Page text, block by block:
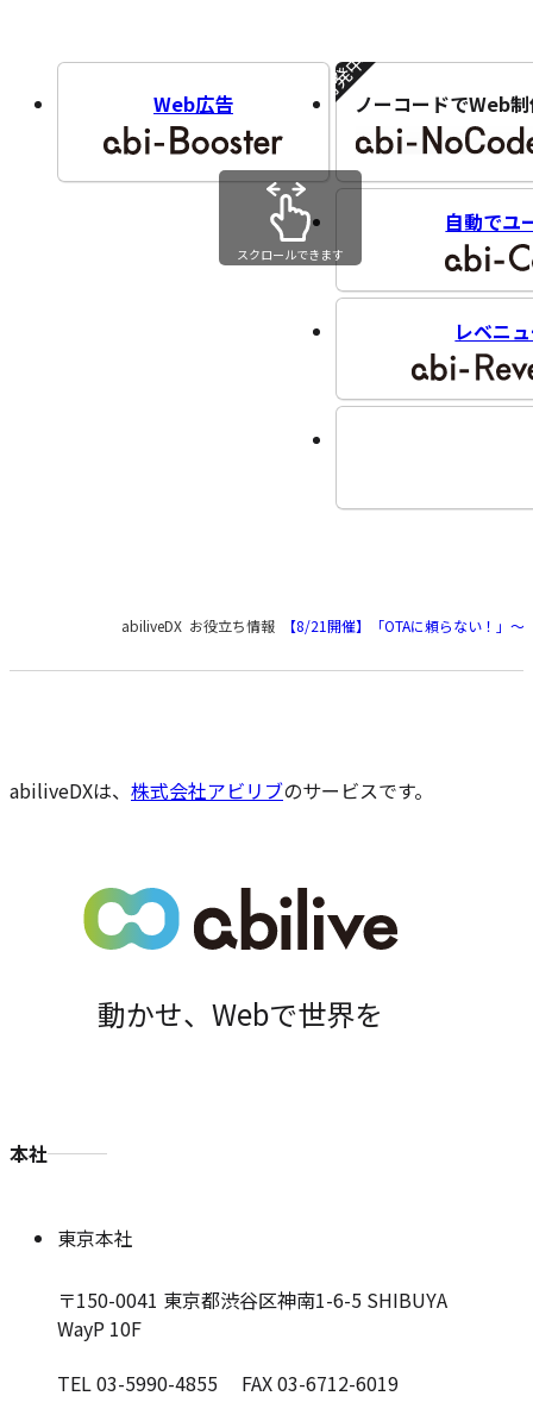
Web広告 ノーコードでWeb
開発中!!
自動でユ
レベニ
スクロールできます
の
の
abiliveDX お役立ち情報 【8/21開催】「OTAに頼らない！」
abiliveDXは、 株式会社アビリブのサービスです。
動かせ、Webで世界を
本社
東京本社
〒150-0041 東京都渋谷区神南1-6-5 SHIBUYA
WayP 10F
TEL 03-5990-4855 FAX 03-6712-6019